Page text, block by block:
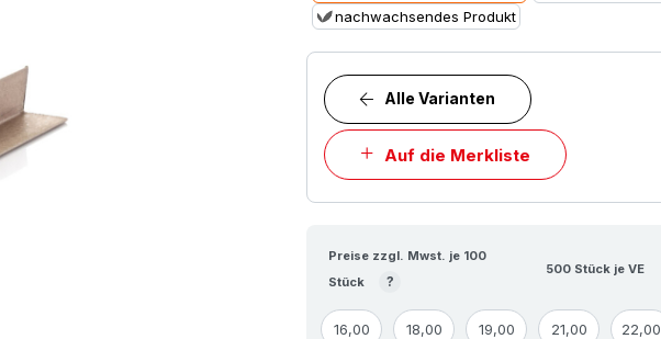
nachwachsendes Produkt
Auf die Merkliste
Alle Varianten
Preise zzgl. Mwst. je 100
Stück
?
500 Stück je VE
16,00 18,00 19,00 21,00 22,00